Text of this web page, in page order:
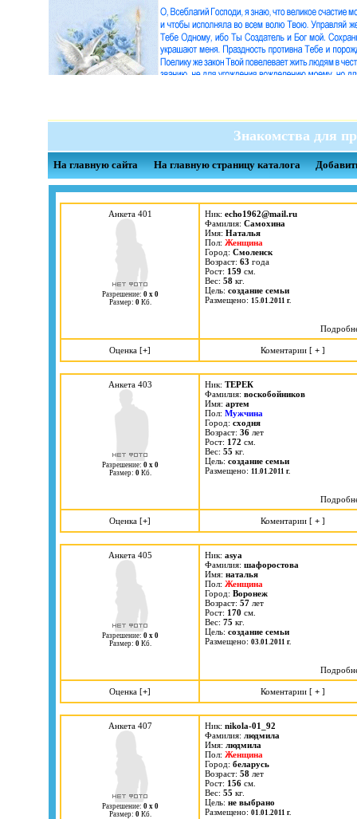
Знакомства для
На главную сайта На главную страницу каталога
Анкета 401
Разрешение: 0 х 0
Размер: 0Кб.
Ник: echo1962@mail.ru
Фамилия: Самохина
Имя: Наталья
Пол: Женщина
Город: Смоленск
Возраст: 63 года
Рост: 159 см.
Вес: 58 кг.
Цель: cоздание семьи
Размещено: 15.01.2011 г.
Оценка [+] Коментарии [ +]
Анкета 403
Разрешение: 0 х 0
Размер: 0Кб.
Ник: ТЕРЕК
Фамилия: воскобойников
Имя: артем
Пол: Мужчина
Город: сходня
Возраст: 36 лет
Рост: 172 см.
Вес: 55 кг.
Цель: cоздание семьи
Размещено: 11.01.2011 г.
Оценка [+] Коментарии [ +]
Анкета 405
Разрешение: 0 х 0
Размер: 0Кб.
Ник: asya
Фамилия: шафоростова
Имя: наталья
Пол: Женщина
Город: Воронеж
Возраст: 57 лет
Рост: 170 см.
Вес: 75 кг.
Цель: cоздание семьи
Размещено: 03.01.2011 г.
Оценка [+] Коментарии [ +]
Анкета 407
Разрешение: 0 х 0
Размер: 0Кб.
Ник: nikola-01_92
Фамилия: людмила
Имя: людмила
Пол: Женщина
Город: беларусь
Возраст: 58 лет
Рост: 156 см.
Вес: 55 кг.
Цель: не выбрано
Размещено: 01.01.2011 г.